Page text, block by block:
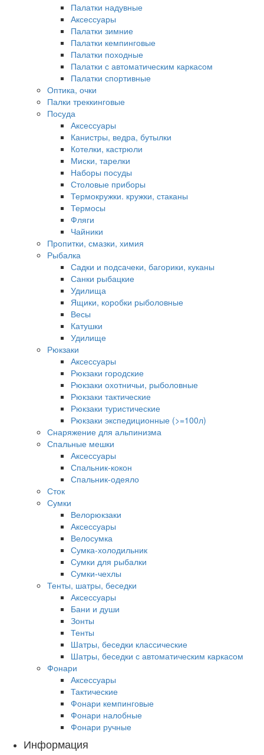
Палатки надувные
Аксессуары
Палатки зимние
Палатки кемпинговые
Палатки походные
Палатки с автоматическим каркасом
Палатки спортивные
Оптика, очки
Палки треккинговые
Посуда
Аксессуары
Канистры, ведра, бутылки
Котелки, кастрюли
Миски, тарелки
Наборы посуды
Столовые приборы
Термокружки. кружки, стаканы
Термосы
Фляги
Чайники
Пропитки, смазки, химия
Рыбалка
Садки и подсачеки, багорики, куканы
Санки рыбацкие
Удилища
Ящики, коробки рыболовные
Весы
Катушки
Удилище
Рюкзаки
Аксессуары
Рюкзаки городские
Рюкзаки охотничьи, рыболовные
Рюкзаки тактические
Рюкзаки туристические
Рюкзаки экспедиционные (>=100л)
Снаряжение для альпинизма
Спальные мешки
Аксессуары
Спальник-кокон
Спальник-одеяло
Сток
Сумки
Велорюкзаки
Аксессуары
Велосумка
Сумка-холодильник
Сумки для рыбалки
Сумки-чехлы
Тенты, шатры, беседки
Аксессуары
Бани и души
Зонты
Тенты
Шатры, беседки классические
Шатры, беседки с автоматическим каркасом
Фонари
Аксессуары
Тактические
Фонари кемпинговые
Фонари налобные
Фонари ручные
Информация